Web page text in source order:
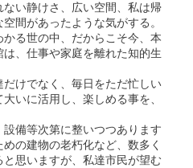
い静けさ、広い空間、私は帰
間があったような気がする。
る世の中、だからこそ今、本
、仕事や家庭を離れた知的生
けでなく、毎日をただ忙しい
いに活用し、楽しめる事を、
備等次第に整いつつあります
の建物の老朽化など、数多く
思いますが、私達市民が望む